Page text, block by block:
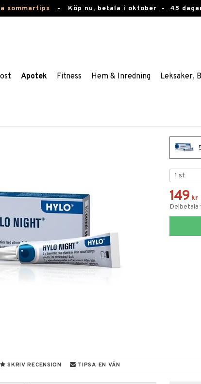
sommartips - Köp nu, betala i oktober - 45
Apotek Fitness Hem & Inredning Leksaker,
149 kr
Delbetala
SKRIV RECENSION TIPSA EN VÄN